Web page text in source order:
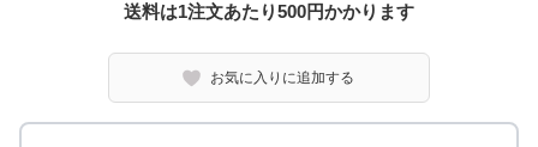
送料は1注文あたり500円かかります
お気に入りに追加する